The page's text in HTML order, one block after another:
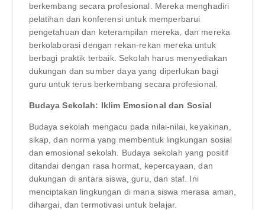
berkembang secara profesional. Mereka menghadiri
pelatihan dan konferensi untuk memperbarui
pengetahuan dan keterampilan mereka, dan mereka
berkolaborasi dengan rekan-rekan mereka untuk
berbagi praktik terbaik. Sekolah harus menyediakan
dukungan dan sumber daya yang diperlukan bagi
guru untuk terus berkembang secara profesional.
Budaya Sekolah: Iklim Emosional dan Sosial
Budaya sekolah mengacu pada nilai-nilai, keyakinan,
sikap, dan norma yang membentuk lingkungan sosial
dan emosional sekolah. Budaya sekolah yang positif
ditandai dengan rasa hormat, kepercayaan, dan
dukungan di antara siswa, guru, dan staf. Ini
menciptakan lingkungan di mana siswa merasa aman,
dihargai, dan termotivasi untuk belajar.